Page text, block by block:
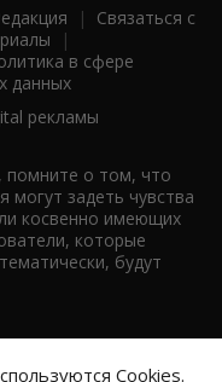
| Связаться с
|
в сфере
данных
рекламы
помните о том, что
задеть чувства
косвенно имеющих
которые
будут
Cookies.